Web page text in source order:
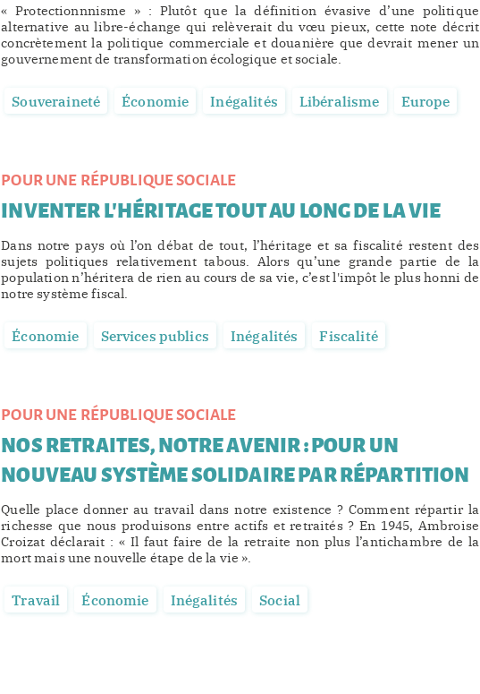
« Protectionnnisme » : Plutôt que la définition évasive d’une politique
alternative au libre-échange qui relèverait du vœu pieux, cette note décrit
concrètement la politique commerciale et douanière que devrait mener un
gouvernement de transformation écologique et sociale.
Souveraineté Économie Inégalités Libéralisme Europe
POUR UNE RÉPUBLIQUE SOCIALE
INVENTER L'HÉRITAGE TOUT AU LONG DE LA VIE
Dans notre pays où l’on débat de tout, l’héritage et sa fiscalité restent des
sujets politiques relativement tabous. Alors qu’une grande partie de la
population n’héritera de rien au cours de sa vie, c’est l'impôt le plus honni de
notre système fiscal.
Économie Services publics Inégalités Fiscalité
POUR UNE RÉPUBLIQUE SOCIALE
NOS RETRAITES, NOTRE AVENIR : POUR UN
NOUVEAU SYSTÈME SOLIDAIRE PAR RÉPARTITION
Quelle place donner au travail dans notre existence ? Comment répartir la
richesse que nous produisons entre actifs et retraités ? En 1945, Ambroise
Croizat déclarait : « Il faut faire de la retraite non plus l’antichambre de la
mort mais une nouvelle étape de la vie ».
Travail Économie Inégalités Social